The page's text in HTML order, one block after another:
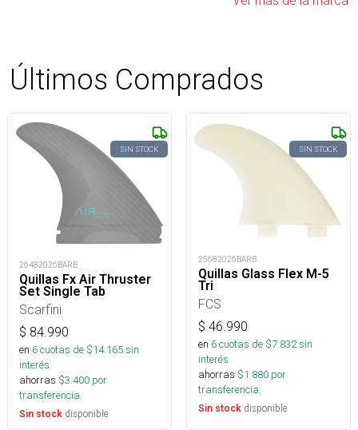
Últimos Comprados
SIN STOCK
26482026BARB
Quillas Fx Air Thruster
Set Single Tab
Scarfini
$ 84.990
en 6cuotas de $14.165sin
interés
ahorras $3.400 por
transferencia.
Sin stock disponible
SIN STOCK
25682026BARB
Quillas Glass Flex M-5
Tri
FCS
$ 46.990
en 6cuotas de $7.832sin
interés
ahorras $1.880 por
transferencia.
Sin stock disponible